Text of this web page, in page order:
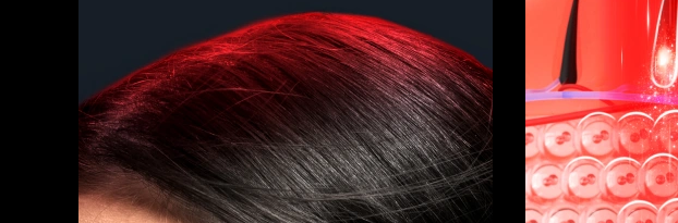
PEACH™ Cooling Prep Gel
Cooling IPL hair removal gel
ESPADA™ Blemish Solution
Concentrated acne gel
ESPADA™ 設備
All acne treatment devices
眼部護膚
Advanced eye care treatment
眼部護理設備
All revitalizing eye massagers
KIWI™
Blackhead remover
KIWI™ 皮肤护理
Advanced pore care essentials
FLIP™ play advanced
LED light hairbrush
LUNA™ Dual-Peptide Scalp
Serum
For healthy hair
issa™ Teeth Whitening Set
Dual LED + sonic device & 18% PAP gel
issa™ Teeth Whitening Gel
18% PAP
更多的